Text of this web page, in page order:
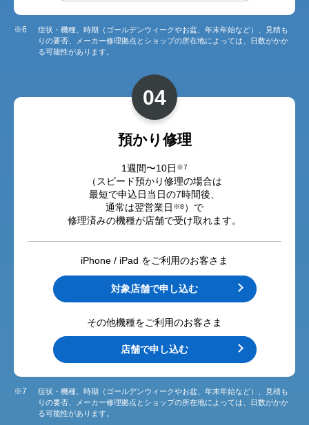
※6
症状・機種、時期（ゴールデンウィークやお盆、年末年始など）、見積も
りの要否、メーカー修理拠点とショップの所在地によっては、日数がかか
る可能性があります。
04
預かり修理
1週間〜10日 ※7
（スピード預かり修理の場合は
最短で申込日当日の7時間後、
通常は翌営業日 ※8 ）で
修理済みの機種が店舗で受け取れます。
iPhone / iPad をご利用のお客さま
対象店舗で申し込む
その他機種をご利用のお客さま
店舗で申し込む
※7
症状・機種、時期（ゴールデンウィークやお盆、年末年始など）、見積も
りの要否、メーカー修理拠点とショップの所在地によっては、日数がかか
る可能性があります。